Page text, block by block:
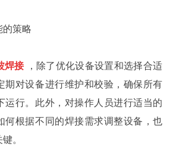
的策略
焊接
，除了优化设备设置和选择合适
期对设备进行维护和校验，确保所有
运行。此外，对操作人员进行适当的
何根据不同的焊接需求调整设备，也
。